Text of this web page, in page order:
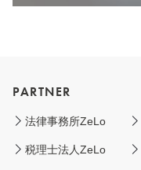
PARTNER
法律事務所ZeLo
税理士法人ZeLo